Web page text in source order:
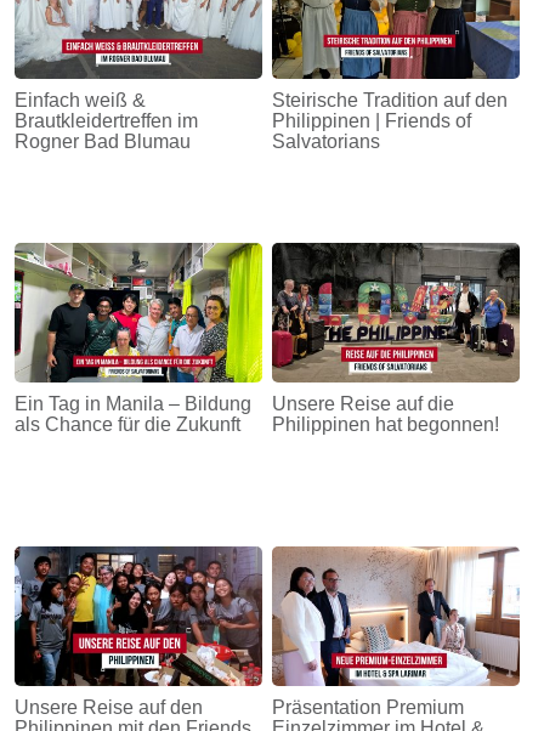
Einfach weiß &
Brautkleidertreffen im
Rogner Bad Blumau
Steirische Tradition auf den
Philippinen | Friends of
Salvatorians
Ein Tag in Manila – Bildung
als Chance für die Zukunft
Unsere Reise auf die
Philippinen hat begonnen!
Unsere Reise auf den
Präsentation Premium